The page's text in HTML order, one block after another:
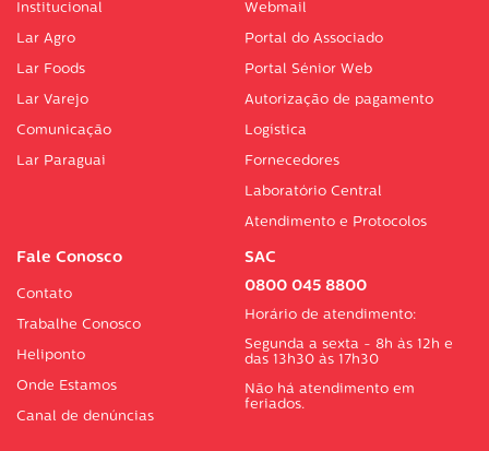
Institucional
Lar Agro
Lar Foods
Lar Varejo
Comunicação
Lar Paraguai
Webmail
Portal do Associado
Portal Sénior Web
Autorização de pagamento
Logística
Fornecedores
Laboratório Central
Atendimento e Protocolos
Fale Conosco
Contato
Trabalhe Conosco
Heliponto
Onde Estamos
Canal de denúncias
SAC
0800 045 8800
Horário de atendimento:
Segunda a sexta - 8h às 12h e
das 13h30 às 17h30
Não há atendimento em
feriados.